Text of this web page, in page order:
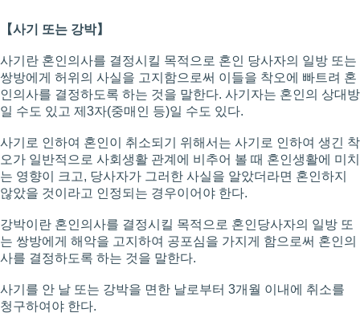
【사기 또는 강박】
사기란 혼인의사를 결정시킬 목적으로 혼인 당사자의 일방 또는
쌍방에게 허위의 사실을 고지함으로써 이들을 착오에 빠트려 혼
인의사를 결정하도록 하는 것을 말한다. 사기자는 혼인의 상대방
일 수도 있고 제3자(중매인 등)일 수도 있다.
사기로 인하여 혼인이 취소되기 위해서는 사기로 인하여 생긴 착
오가 일반적으로 사회생활 관계에 비추어 볼 때 혼인생활에 미치
는 영향이 크고, 당사자가 그러한 사실을 알았더라면 혼인하지
않았을 것이라고 인정되는 경우이어야 한다.
강박이란 혼인의사를 결정시킬 목적으로 혼인당사자의 일방 또
는 쌍방에게 해악을 고지하여 공포심을 가지게 함으로써 혼인의
사를 결정하도록 하는 것을 말한다.
사기를 안 날 또는 강박을 면한 날로부터 3개월 이내에 취소를
청구하여야 한다.